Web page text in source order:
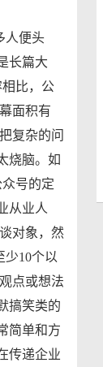
人便头
长篇大
比，公
面积有
复杂的问
烧脑。如
号的定
从业人
对象，然
10个以
点或想法
搞笑类的
简单和方
传递企业